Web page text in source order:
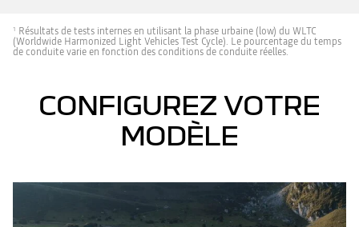
1 Résultats de tests internes en utilisant la phase urbaine (low) du WLTC
(Worldwide Harmonized Light Vehicles Test Cycle). Le pourcentage du temps
de conduite varie en fonction des conditions de conduite réelles.
CONFIGUREZ VOTRE
MODÈLE